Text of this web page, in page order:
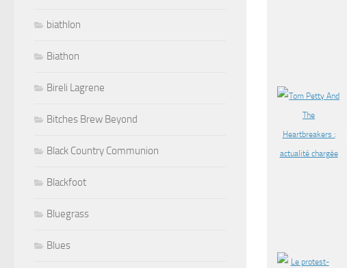
biathlon
Biathon
Bireli Lagrene
Bitches Brew Beyond
Black Country Communion
Blackfoot
Bluegrass
Blues